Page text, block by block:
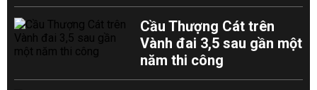
Cầu Thượng Cát trên
Vành đai 3,5 sau gần một
năm thi công